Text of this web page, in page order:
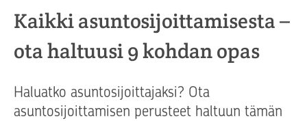
Kaikki asuntosijoittamisesta –
ota haltuusi 9 kohdan opas
Haluatko asuntosijoittajaksi? Ota
asuntosijoittamisen perusteet haltuun tämän